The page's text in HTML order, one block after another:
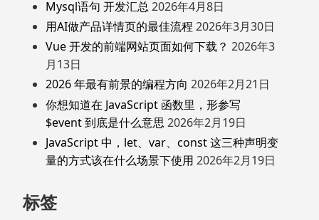
Mysql语句 开发汇总 2026年4月8日
用AI做产品详情页的最佳流程 2026年3月30日
Vue 开发的前端网站页面如何下载？ 2026年3
月13日
2026 年最有前景的编程方向 2026年2月21日
你想知道在 JavaScript 函数里，形参写
$event 到底是什么意思 2026年2月19日
JavaScript 中，let、var、const 这三种声明变
量的方式该在什么场景下使用 2026年2月19日
标签